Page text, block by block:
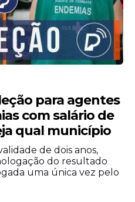
para agentes
com salário de
qual município
de dois anos,
do resultado
uma única vez pelo